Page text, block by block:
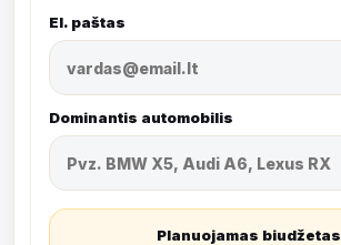
El. paštas
Dominantis automobilis
Planuojamas biudžetas